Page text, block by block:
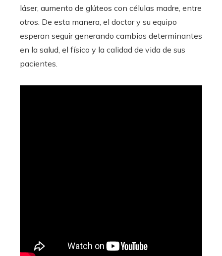
láser, aumento de glúteos con células madre, entre
otros. De esta manera, el doctor y su equipo
esperan seguir generando cambios determinantes
en la salud, el físico y la calidad de vida de sus
pacientes.